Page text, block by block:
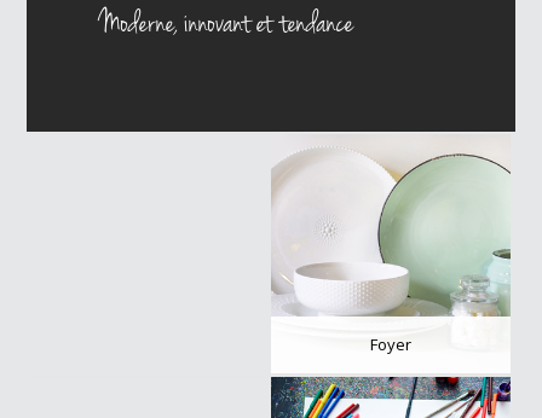
Moderne, innovant et tendance
Foyer